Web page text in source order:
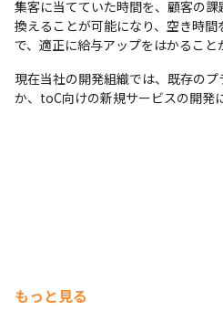
集客に当てていた時間を、顧客の
換えることが可能になり、空き時
で、適正に給与アップをはかること
現在当社の開発組織では、既存の
か、toC向けの新規サービスの開発
もっと見る